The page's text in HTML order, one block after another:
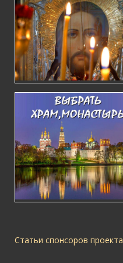
Статьи спонсоров проекта